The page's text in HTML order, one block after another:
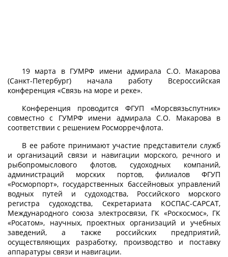
19 марта в ГУМРФ имени адмирала С.О. Макарова
(Санкт-Петербург) начала работу Всероссийская
конференция «Связь на море и реке».
Конференция проводится ФГУП «Морсвязьспутник»
совместно с ГУМРФ имени адмирала С.О. Макарова в
соответствии с решением Росморречфлота.
В ее работе принимают участие представители служб
и организаций связи и навигации морского, речного и
рыбопромыслового флотов, судоходных компаний,
администраций морских портов, филиалов ФГУП
«Росморпорт», государственных бассейновых управлений
водных путей и судоходства, Российского морского
регистра судоходства, Секретариата КОСПАС-САРСАТ,
Международного союза электросвязи, ГК «Роскосмос», ГК
«Росатом», научных, проектных организаций и учебных
заведений, а также российских предприятий,
осуществляющих разработку, производство и поставку
аппаратуры связи и навигации.